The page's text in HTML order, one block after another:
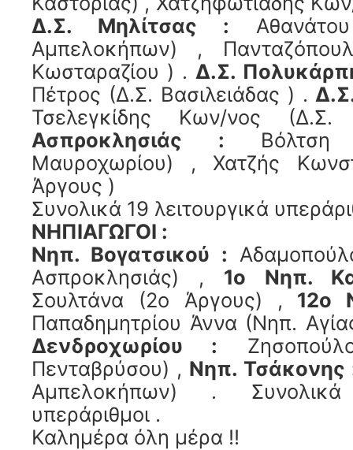
Δ.Σ. Μηλίτσας :
Αμπελοκήπων) ,
Κωσταραζίου ) . Δ.Σ.
Πέτρος (Δ.Σ. Βασιλειάδας ) .
Τσελεγκίδης Κων/νος
Ασπροκλησιάς : Βόλτση
Μαυροχωρίου) , Χατζής
Άργους )
Συνολικά 19 λειτουργικά
ΝΗΠΙΑΓΩΓΟΙ :
Νηπ. Βογατσικού :
Ασπροκλησιάς) , 1ο Νηπ.
Σουλτάνα (2ο Άργους) , 12ο
Παπαδημητρίου Άννα (Νηπ.
Δενδροχωρίου :
Πενταβρύσου) , Νηπ. Τσάκονης
Αμπελοκήπων) . Συνολικά
υπεράριθμοι .
Καλημέρα όλη μέρα !!